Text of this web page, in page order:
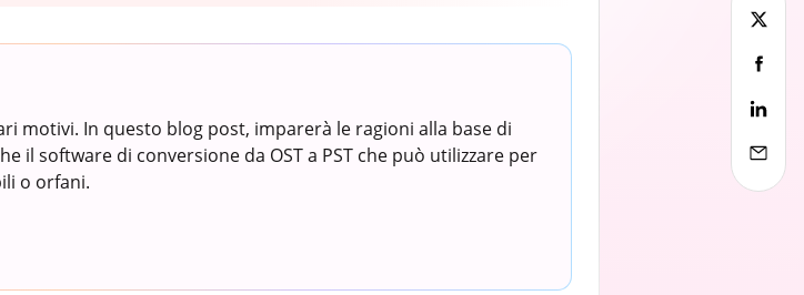
motivi. In questo blog post, imparerà le ragioni alla base di
il software di conversione da OST a PST che può utilizzare per
o orfani.